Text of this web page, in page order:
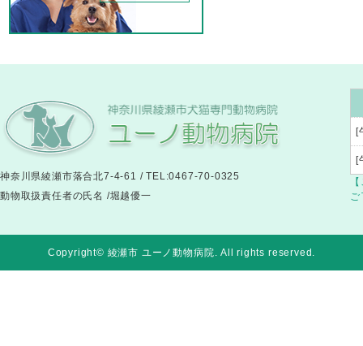
神奈川県綾瀬市落合北7-4-61 / TEL:0467-70-0325
動物取扱責任者の氏名 /堀越優一
[
[
ご
Copyright© 綾瀬市 ユーノ動物病院. All rights reserved.